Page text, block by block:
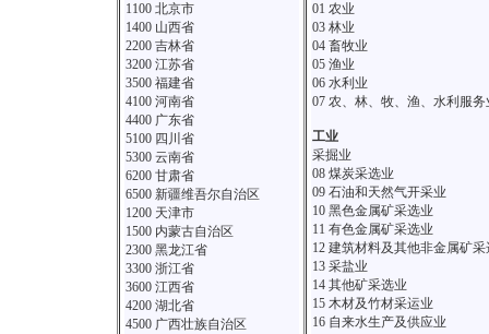
1100 北京市
1400 山西省
2200 吉林省
3200 江苏省
3500 福建省
4100 河南省
4400 广东省
5100 四川省
5300 云南省
6200 甘肃省
6500 新疆维吾尔自治区
1200 天津市
1500 内蒙古自治区
2300 黑龙江省
3300 浙江省
3600 江西省
4200 湖北省
4500 广西壮族自治区
01 农业
03 林业
04 畜牧业
05 渔业
06 水利业
07 农、林、牧、渔、水利服
工业
采掘业
08 煤炭采选业
09 石油和天然气开采业
10 黑色金属矿采选业
11 有色金属矿采选业
12 建筑材料及其他非金属矿采
13 采盐业
14 其他矿采选业
15 木材及竹材采运业
16 自来水生产及供应业